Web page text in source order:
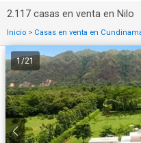
2.117 casas en venta en Nilo
Inicio > Casas en venta en
1 /21